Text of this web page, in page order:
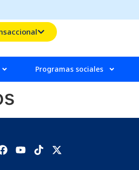
Programas sociales